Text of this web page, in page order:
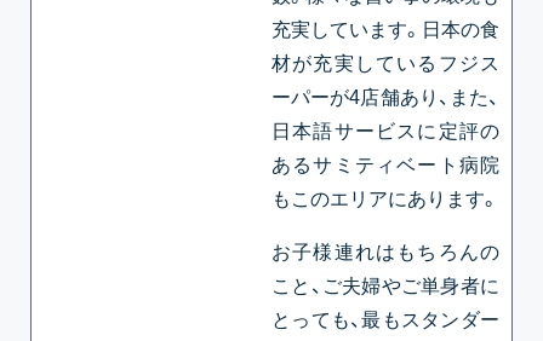
充実しています。日本の食
材が充実しているフジス
ーパーが4店舗あり、また、
日本語サービスに定評の
あるサミティベート病院
もこのエリアにあります。
お子様連れはもちろんの
こと、ご夫婦やご単身者に
とっても、最もスタンダー